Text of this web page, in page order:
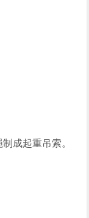
成起重吊索。